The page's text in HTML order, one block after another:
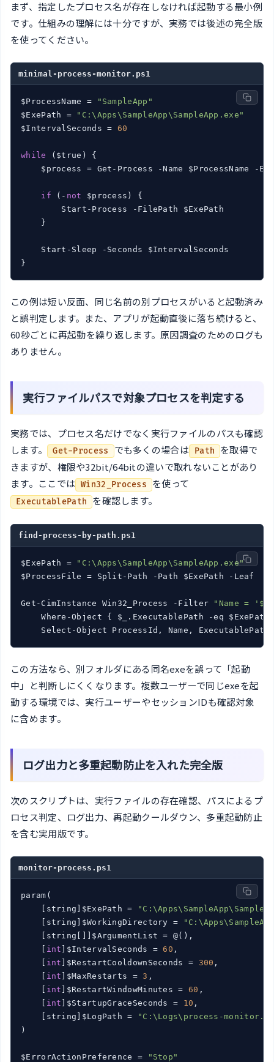
まず、指定したプロセス名が存在しなければ起動する最小例
です。仕組みの理解には十分ですが、実務では後述の完全版
を使ってください。
minimal-process-monitor.ps1
$ProcessName =
"SampleApp"
$ExePath =
"C:\Apps\SampleApp\SampleApp.exe"
$IntervalSeconds = 60
while ($true) {
$process = Get-Process -Name $ProcessName -
if (- not
$process) {
        Start-Process -FilePath $ExePath
    }
    Start-Sleep -Seconds $IntervalSeconds
}
この例は短い反面、同じ名前の別プロセスがいると起動済み
と誤判定します。また、アプリが起動直後に落ち続けると、
60秒ごとに再起動を繰り返します。原因調査のためのログも
ありません。
実行ファイルパスで対象プロセスを判定する
実務では、プロセス名だけでなく実行ファイルのパスも確認
します。 Get-Process でも多くの場合は Path
を取得で
きますが、権限や32bit/64bitの違いで取れないことがあり
ます。ここでは Win32_Process を使って
ExecutablePath を確認します。
find-process-by-path.ps1
$ExePath =
"C:\Apps\SampleApp\SampleApp.exe"
$ProcessFile = Split-Path -Path $ExePath -Leaf
Get-CimInstance Win32_Process -Filter
"Name =
Where-Object { $_.ExecutablePath -eq $ExePath
Select-Object ProcessId, Name,
この方法なら、別フォルダにある同名exeを誤って「起動
中」と判断しにくくなります。複数ユーザーで同じexeを起
動する環境では、実行ユーザーやセッションIDも確認対象
に含めます。
ログ出力と多重起動防止を入れた完全版
次のスクリプトは、実行ファイルの存在確認、パスによるプ
ロセス判定、ログ出力、再起動クールダウン、多重起動防止
を含む実用版です。
monitor-process.ps1
param(
    [string]$ExePath =
    [string]$WorkingDirectory =
    [string[]]$ArgumentList = @(),
    [
int ]$IntervalSeconds = 60 ,
    [
int ]$RestartCooldownSeconds = 300 ,
    [
int ]$MaxRestarts = 3 ,
    [
int ]$RestartWindowMinutes = 60 ,
    [
int ]$StartupGraceSeconds = 10 ,
    [string]$LogPath =
"C:\Logs\process-
)
$ErrorActionPreference = "Stop"